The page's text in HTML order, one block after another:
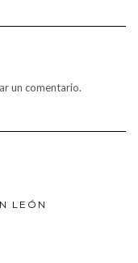
de navegación
un comentario.
LEÓN